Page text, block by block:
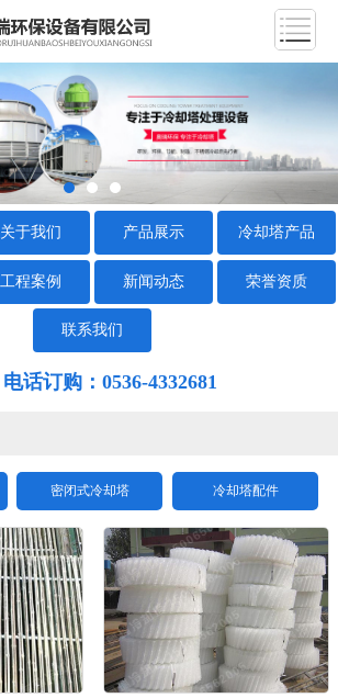
关于我们 产品展示 冷却塔产品
工程案例 新闻动态 荣誉资质
联系我们
电话订购：0536-4332681
密闭式冷却塔 冷却塔配件